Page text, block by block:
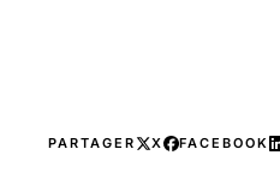
PARTAGER X FACEBOOK